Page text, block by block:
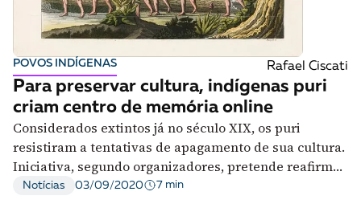
POVOS INDÍGENAS Rafael Ciscati
Para preservar cultura, indígenas puri
criam centro de memória online
Considerados extintos já no século XIX, os puri
resistiram a tentativas de apagamento de sua cultura.
Iniciativa, segundo organizadores, pretende reafirmar
existência do povo
Notícias 03/09/2020 7 min